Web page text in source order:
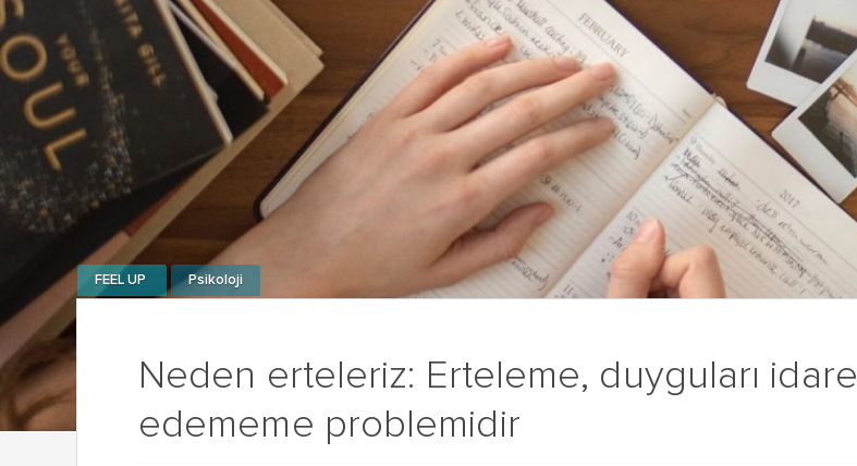
Neden erteleriz: Erteleme, duyguları idare
edememe problemidir
FEEL UP Psikoloji